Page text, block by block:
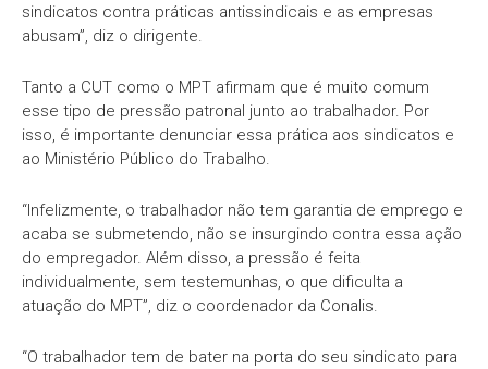
sindicatos contra práticas antissindicais e as empresas
abusam”, diz o dirigente.
Tanto a CUT como o MPT afirmam que é muito comum
esse tipo de pressão patronal junto ao trabalhador. Por
isso, é importante denunciar essa prática aos sindicatos e
ao Ministério Público do Trabalho.
“Infelizmente, o trabalhador não tem garantia de emprego e
acaba se submetendo, não se insurgindo contra essa ação
do empregador. Além disso, a pressão é feita
individualmente, sem testemunhas, o que dificulta a
atuação do MPT”, diz o coordenador da Conalis.
“O trabalhador tem de bater na porta do seu sindicato para